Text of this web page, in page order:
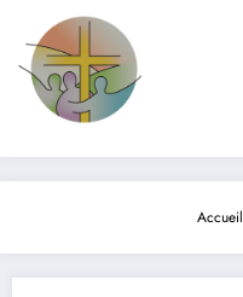
Filles de la Croix
Accueil